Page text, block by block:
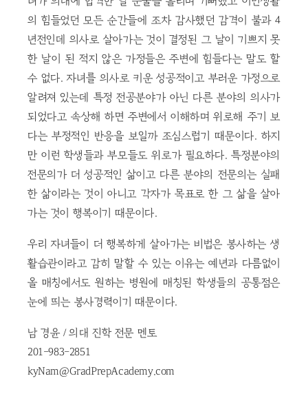
의 힘들었던 모든 순간들에 조차 감사했던 감격이 불과 4
년전인데 의사로 살아가는 것이 결정된 그 날이 기쁘지 못
한 날이 된 적지 않은 가정들은 주변에 힘들다는 말도 할
수 없다. 자녀를 의사로 키운 성공적이고 부러운 가정으로
알려져 있는데 특정 전공분야가 아닌 다른 분야의 의사가
되었다고 속상해 하면 주변에서 이해하며 위로해 주기 보
다는 부정적인 반응을 보일까 조심스럽기 때문이다. 하지
만 이런 학생들과 부모들도 위로가 필요하다. 특정분야의
전문의가 더 성공적인 삶이고 다른 분야의 전문의는 실패
한 삶이라는 것이 아니고 각자가 목표로 한 그 삶을 살아
가는 것이 행복이기 때문이다.
우리 자녀들이 더 행복하게 살아가는 비법은 봉사하는 생
활습관이라고 감히 말할 수 있는 이유는 예년과 다름없이
올 매칭에서도 원하는 병원에 매칭된 학생들의 공통점은
눈에 띄는 봉사경력이기 때문이다.
남 경윤 / 의대 진학 전문 멘토
201-983-2851
kyNam@GradPrepAcademy.com